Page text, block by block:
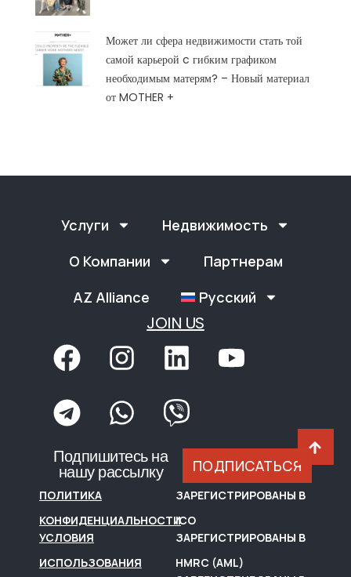
Может ли сфера недвижимости стать той
самой карьерой c гибким графиком
необходимым матерям? – Новый материал
от MOTHER +
Услуги
Недвижимость
О Компании
Партнерам
AZ Alliance
Русский
JOIN US
Подпишитесь на
нашу рассылку ПОДПИСАТЬСЯ
ПОЛИТИКА
КОНФИДЕНЦИАЛЬНОСТИ
УСЛОВИЯ
ИСПОЛЬЗОВАНИЯ
ЗАРЕГИСТРИРОВАНЫ В
ICO
ЗАРЕГИСТРИРОВАНЫ В
HMRC (AML)